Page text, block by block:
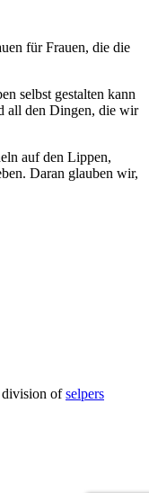
für Frauen, die die
selbst gestalten kann
all den Dingen, die wir
auf den Lippen,
Daran glauben wir,
division ofselpers